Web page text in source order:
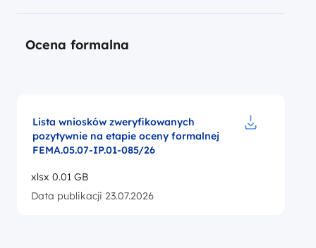
Ocena formalna
Lista wniosków zweryfikowanych
pozytywnie na etapie oceny formalnej
FEMA.05.07-IP.01-085/26
xlsx 0.01 GB
Data publikacji 23.07.2026